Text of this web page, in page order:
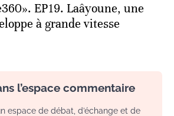
EP19. Laâyoune, une
à grande vitesse
l’espace commentaire
espace de débat, d’échange et de